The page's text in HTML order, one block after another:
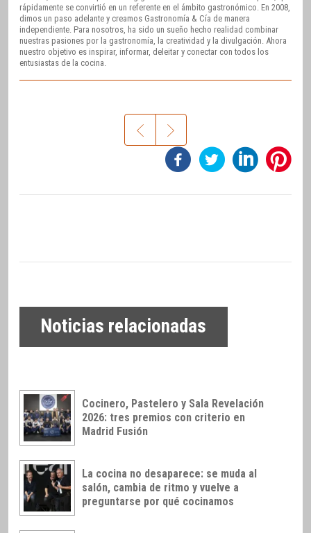
rápidamente se convirtió en un referente en el ámbito gastronómico. En 2008,
dimos un paso adelante y creamos Gastronomía & Cía de manera
independiente. Para nosotros, ha sido un sueño hecho realidad combinar
nuestras pasiones por la gastronomía, la creatividad y la divulgación. Ahora
nuestro objetivo es inspirar, informar, deleitar y conectar con todos los
entusiastas de la cocina.
Noticias relacionadas
Cocinero, Pastelero y Sala Revelación
2026: tres premios con criterio en
Madrid Fusión
La cocina no desaparece: se muda al
salón, cambia de ritmo y vuelve a
preguntarse por qué cocinamos